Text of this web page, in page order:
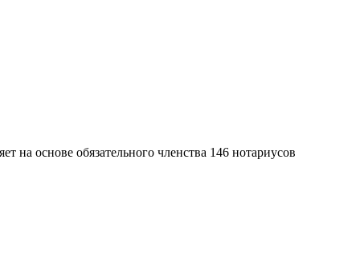
на основе обязательного членства 146 нотариусов